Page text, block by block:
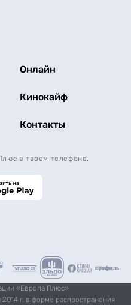
Онлайн
Кинокайф
Контакты
в твоем телефоне.
«Европа Плюс»
г. в форме распространения